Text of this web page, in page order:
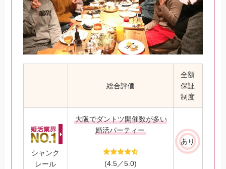
総合評価
全額
保証
制度
シャンク
レール
大阪でダントツ開催数が多い
婚活パーティー
(4.5／5.0)
あり